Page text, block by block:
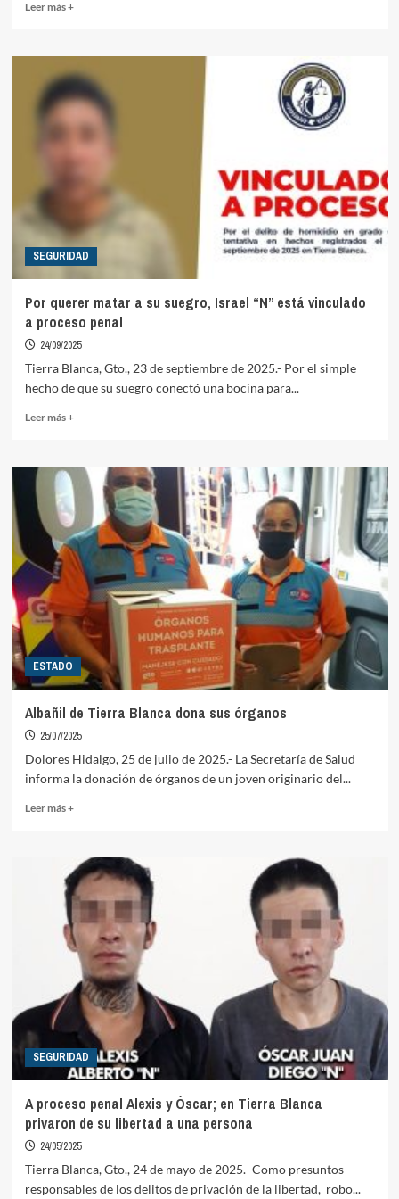
Leer más +Read
Muere
una
persona
y
siete
resultan
heridas
Tierra
Blanca
el
que
viajaban
SEGURIDAD
Por querer matar a su suegro, Israel “N” está vinculado
a proceso penal
24/09/2025
Tierra Blanca, Gto., 23 de septiembre de 2025.- Por el simple
hecho de que su suegro conectó una bocina para...
Leer más +Read
Por
querer
matar
a
su
suegro,
Israel
“N”
está
vinculado
proceso
penal
ESTADO
Albañil de Tierra Blanca dona sus órganos
25/07/2025
Dolores Hidalgo, 25 de julio de 2025.- La Secretaría de Salud
informa la donación de órganos de un joven originario del...
Leer más +Read
Albañil
de
Tierra
Blanca
dona
sus
órganos
SEGURIDAD
A proceso penal Alexis y Óscar; en Tierra Blanca
privaron de su libertad a una persona
24/05/2025
Tierra Blanca, Gto., 24 de mayo de 2025.- Como presuntos
responsables de los delitos de privación de la libertad, robo...